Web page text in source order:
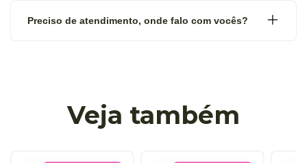
Preciso de atendimento, onde falo com vocês?
Veja também